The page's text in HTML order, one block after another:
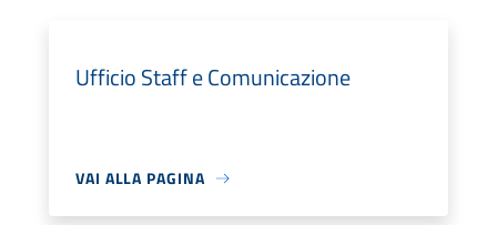
Ufficio Staff e Comunicazione
VAI ALLA PAGINA